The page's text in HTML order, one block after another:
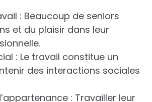
: Beaucoup de seniors
et du plaisir dans leur
: Le travail constitue un
des interactions sociales
: Travailler leur